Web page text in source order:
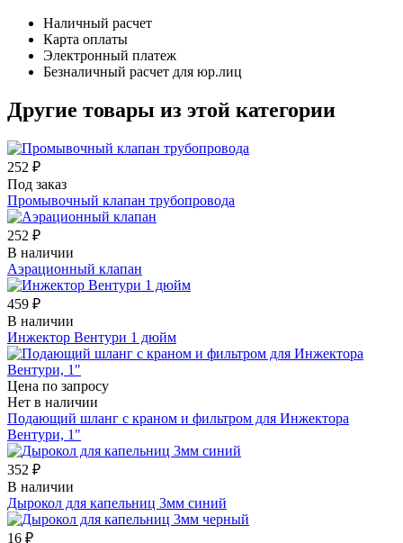
Наличный расчет
Карта оплаты
Электронный платеж
Безналичный расчет для юр.лиц
Другие товары из этой категории
252 ₽
Под заказ
Промывочный клапан трубопровода
252 ₽
В наличии
Аэрационный клапан
459 ₽
В наличии
Инжектор Вентури 1 дюйм
Цена по запросу
Нет в наличии
Подающий шланг с краном и фильтром для Инжектора
Вентури, 1"
352 ₽
В наличии
Дырокол для капельниц 3мм синий
16 ₽